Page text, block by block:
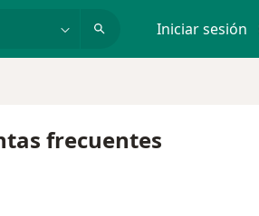
Iniciar sesión
frecuentes